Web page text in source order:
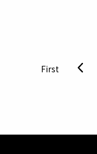
Program（GSMP）
持「看見運動中的
訓練態度，雙方才
及球團道歉，表示
隊友、現勇士教頭
First